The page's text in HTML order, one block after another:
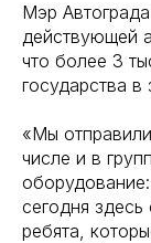
Мэр Автограда
действующей
что более 3
государства
«Мы
числе и в
сегодня
ребята,